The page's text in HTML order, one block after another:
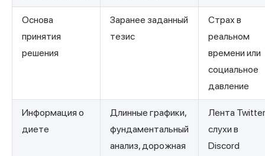
Основа
принятия
решения
Заранее заданный
тезис
Страх в
реальном
времени или
социальное
давление
Информация о
диете
Длинные графики,
фундаментальный
анализ, дорожная
Лента
слухи в
Discord